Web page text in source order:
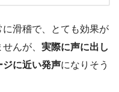
滑稽で、とても効果が
んが、 実際に声に出し
ジに近い発声になりそう